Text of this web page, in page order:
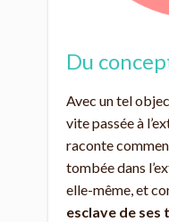
Du
Avec un tel
vite passée à
raconte
tombée dans
elle-même, et
esclave de ses